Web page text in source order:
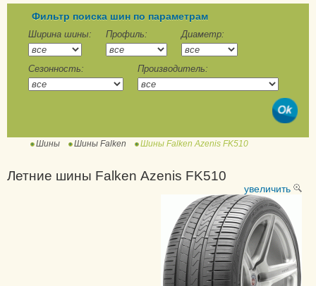
Eurowinter HS-439
Eurowinter HS-449
Eurowinter HS01
Eurowinter HS01 SUV
Eurowinter Van01
Azenis FK510
Sincera SN-832 Ecorun
Sincera SN110 Ecorun
Ziex ZE310 Ecorun
Ziex ZE310A Ecorun
Фильтр поиска шин по параметрам
Ширина шины: Профиль: Диаметр:
Сезонность: Производитель:
Шины Шины Falken Шины Falken Azenis FK510
Летние шины Falken Azenis FK510
увеличить